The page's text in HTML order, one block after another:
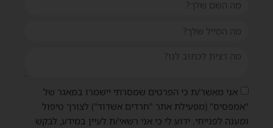
אני מאשר/ת כי הפרטים שמסרתי יישמרו במאגר של
"אמפסיס" (מפעילת אתר "חרדים אשדוד") לצורך טיפול
ומענה לפנייתי. ידוע לי כי אני רשאי/ת לעיין במידע, לבקש